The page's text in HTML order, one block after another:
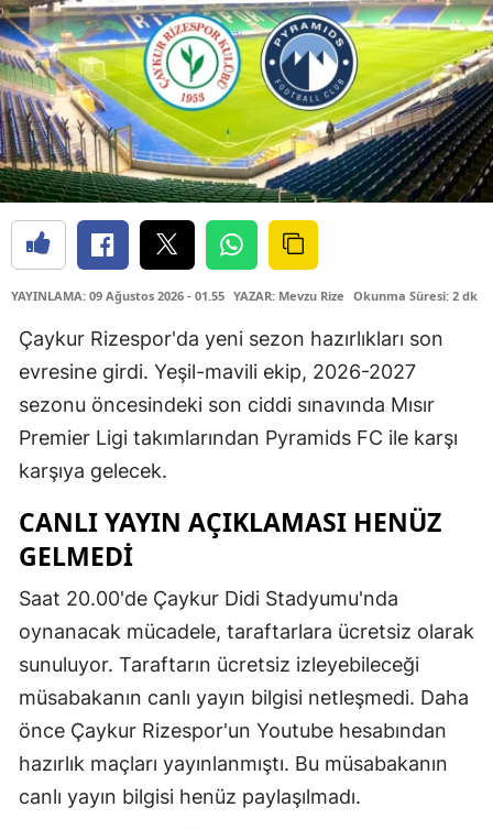
YAYINLAMA: 09 Ağustos 2026 - 01.55 YAZAR: Mevzu Rize Okunma Süresi: 2 dk
Çaykur Rizespor'da yeni sezon hazırlıkları son
evresine girdi. Yeşil-mavili ekip, 2026-2027
sezonu öncesindeki son ciddi sınavında Mısır
Premier Ligi takımlarından Pyramids FC ile karşı
karşıya gelecek.
CANLI YAYIN AÇIKLAMASI HENÜZ
GELMEDİ
Saat 20.00'de Çaykur Didi Stadyumu'nda
oynanacak mücadele, taraftarlara ücretsiz olarak
sunuluyor. Taraftarın ücretsiz izleyebileceği
müsabakanın canlı yayın bilgisi netleşmedi. Daha
önce Çaykur Rizespor'un Youtube hesabından
hazırlık maçları yayınlanmıştı. Bu müsabakanın
canlı yayın bilgisi henüz paylaşılmadı.